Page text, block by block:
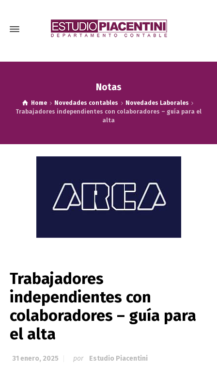
Notas
Home Novedades contables
Novedades Laborales
Trabajadores independientes con colaboradores – guía para el
alta
Trabajadores
independientes con
colaboradores – guía para
el alta
31 enero, 2025 por
Estudio Piacentini